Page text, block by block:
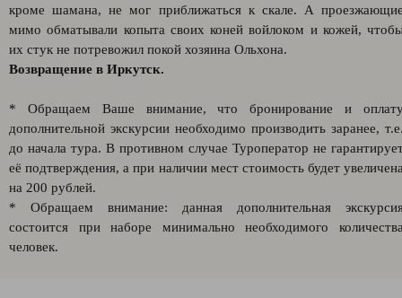
кроме шамана, не мог приближаться к скале. А
мимо обматывали копыта своих коней войлоком и кожей,
их стук не потревожил покой хозяина Ольхона.
Возвращение в Иркутск.
* Обращаем Ваше внимание, что бронирование и
дополнительной экскурсии необходимо производить заранее,
до начала тура. В противном случае Туроператор не
её подтверждения, а при наличии мест стоимость будет
на 200 рублей.
* Обращаем внимание: данная дополнительная
состоится при наборе минимально необходимого
человек.